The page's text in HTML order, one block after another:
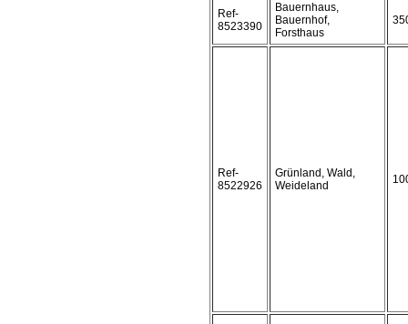
Ref-
8523390
Bauernhaus,
Bauernhof,
Forsthaus
Ref-
8522926
Grünland, Wald,
Weideland